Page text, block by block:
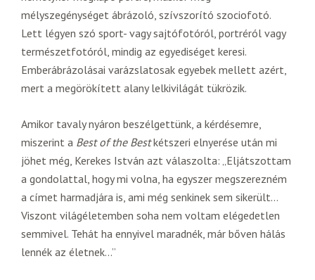
mélyszegénységet ábrázoló, szívszorító szociofotó.
Lett légyen szó sport- vagy sajtófotóról, portréról vagy
természetfotóról, mindig az egyediséget keresi.
Emberábrázolásai varázslatosak egyebek mellett azért,
mert a megörökített alany lelkivilágát tükrözik.
Amikor tavaly nyáron beszélgettünk, a kérdésemre,
miszerint a Best of the Bestkétszeri elnyerése után mi
jöhet még, Kerekes István azt válaszolta: „Eljátszottam
a gondolattal, hogy mi volna, ha egyszer megszerezném
a címet harmadjára is, ami még senkinek sem sikerült…
Viszont világéletemben soha nem voltam elégedetlen
semmivel. Tehát ha ennyivel maradnék, már bőven hálás
lennék az életnek…”